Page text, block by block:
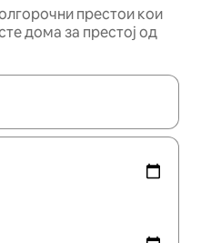
престои кои
дома за престој од
движете се со копчињата